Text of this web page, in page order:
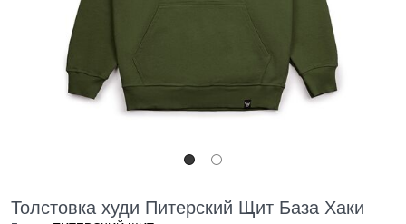
Толстовка худи Питерский Щит База Хаки